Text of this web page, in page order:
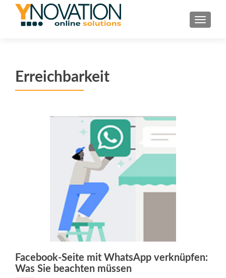
Erreichbarkeit
Facebook-Seite mit WhatsApp verknüpfen:
Was Sie beachten müssen